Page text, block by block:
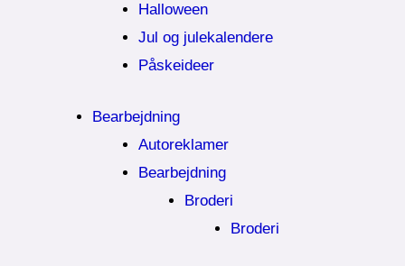
Halloween
Jul og julekalendere
Påskeideer
Bearbejdning
Autoreklamer
Bearbejdning
Broderi
Broderi